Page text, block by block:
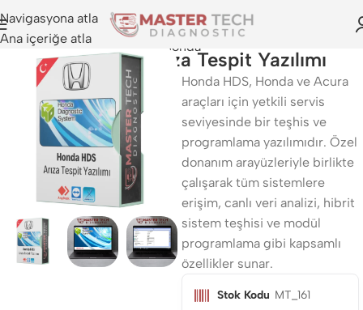
Navigasyona atla
Ana içeriğe atla
Honda
Honda HDS Arıza Tespit Yazılımı
Honda HDS, Honda ve Acura
araçları için yetkili servis
seviyesinde bir teşhis ve
programlama yazılımıdır. Özel
donanım arayüzleriyle birlikte
çalışarak tüm sistemlere
erişim, canlı veri analizi, hibrit
sistem teşhisi ve modül
programlama gibi kapsamlı
özellikler sunar.
Stok Kodu MT_161